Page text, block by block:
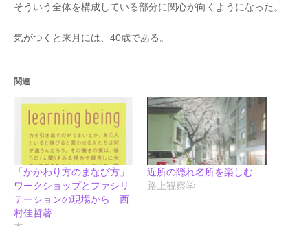
そういう全体を構成している部分に関心が向くようになった。
気がつくと来月には、40歳である。
関連
「かかわり方のまなび方」
ワークショップとファシリ
テーションの現場から 西
村佳哲著
近所の隠れ名所を楽しむ
路上観察学